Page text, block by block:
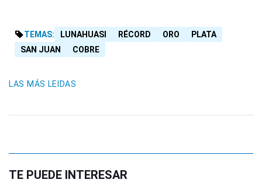
TEMAS: LUNAHUASI RÉCORD ORO
PLATA
SAN JUAN
COBRE
LAS MÁS LEIDAS
TE PUEDE INTERESAR